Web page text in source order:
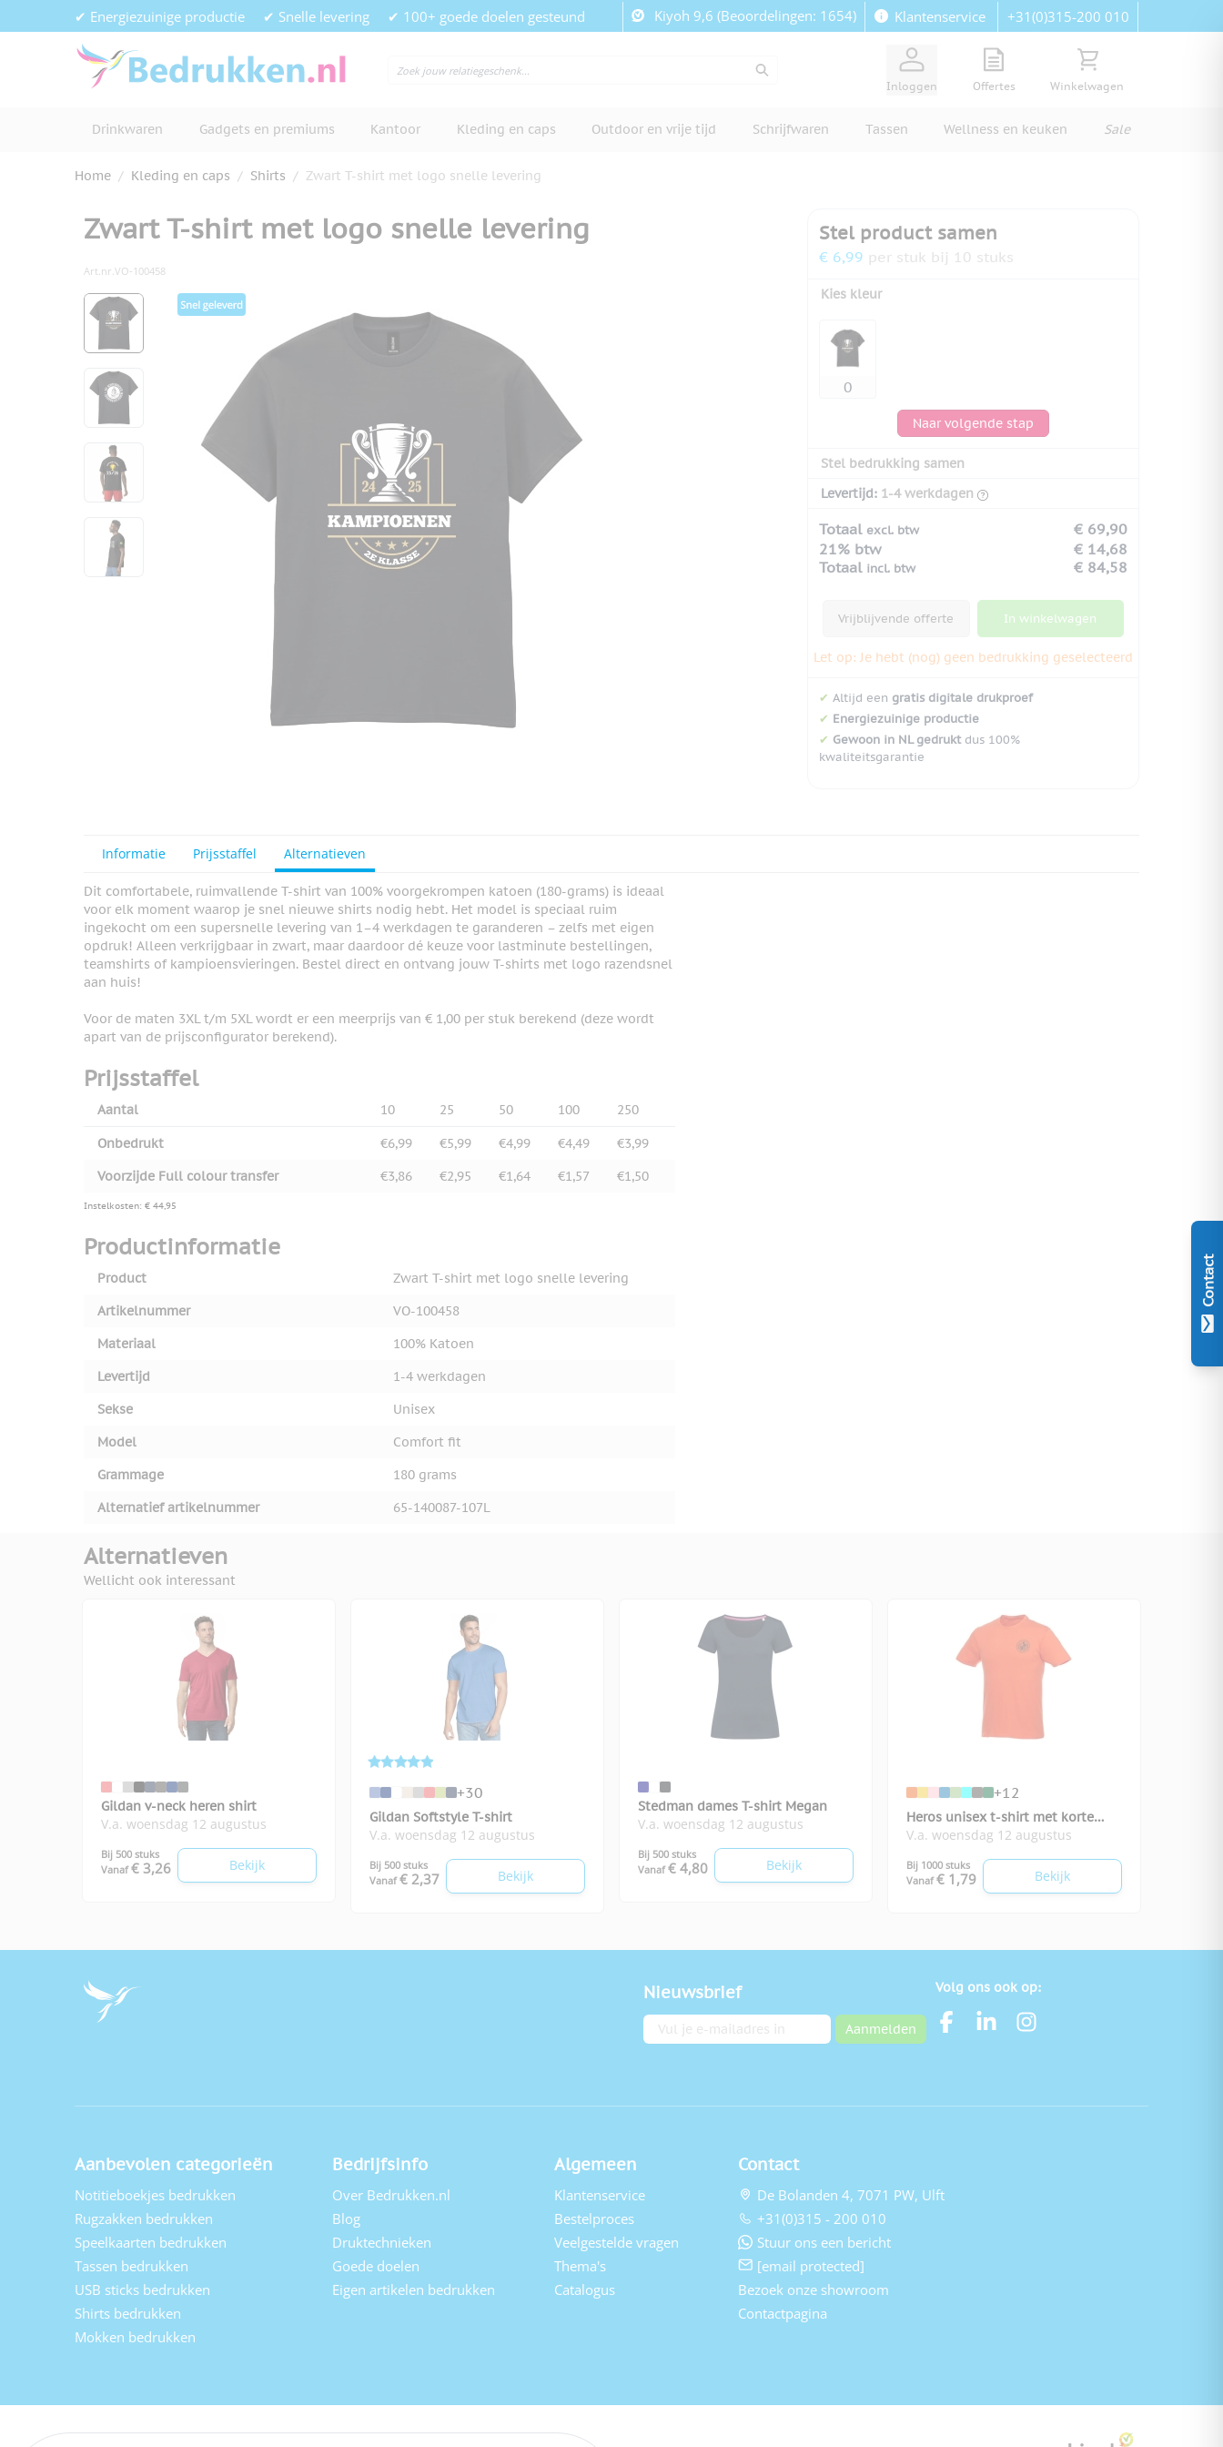
Contact
Ga naar de inhoud✔ Energiezuinige productie ✔ Snelle levering ✔ 100+ goede doelen gesteund Kiyoh 9,6 (Beoordelingen: 1654) Klantenservice +31(0)315-200 010
Inloggen
View quote, Quote is empty
Offertes
Bekijk winkelwagen,
Winkelwagen
Drinkwaren Gadgets en premiums Kantoor Kleding en caps Outdoor en vrije tijd Schrijfwaren Tassen Wellness en keuken Sale
Home / Kleding en caps / Shirts / Zwart T-shirt met logo snelle levering
Zwart T-shirt met logo snelle levering
Art.nr.VO-100458
Hoofdafbeelding
Klik om afbeelding op volledig scherm te bekijken
View larger image
View larger image
View larger image
View larger image
Stel product samen
€ 6,99 per stuk bij 10 stuks
Kies kleur
Naar volgende stap
Stel bedrukking samen
Levertijd: 1-4 werkdagen
Totaal excl. btw
€ 69,90
21% btw
€ 14,68
Totaal incl. btw € 84,58
Vrijblijvende offerte In winkelwagen
Let op: Je hebt (nog) geen bedrukking geselecteerd
✔ Altijd een gratis digitale drukproef
✔ Energiezuinige productie
✔ Gewoon in NL gedruktdus 100%
kwaliteitsgarantie
Informatie Prijsstaffel Alternatieven
Dit comfortabele, ruimvallende T-shirt van 100% voorgekrompen katoen (180-grams) is ideaal
voor elk moment waarop je snel nieuwe shirts nodig hebt. Het model is speciaal ruim
ingekocht om een supersnelle levering van 1–4 werkdagen te garanderen – zelfs met eigen
opdruk! Alleen verkrijgbaar in zwart, maar daardoor dé keuze voor lastminute bestellingen,
teamshirts of kampioensvieringen. Bestel direct en ontvang jouw T-shirts met logo razendsnel
aan huis!
Voor de maten 3XL t/m 5XL wordt er een meerprijs van € 1,00 per stuk berekend (deze wordt
apart van de prijsconfigurator berekend).
Prijsstaffel
Aantal 10 25 50 100 250
Onbedrukt €6,99 €5,99 €4,99 €4,49
€3,99
Voorzijde Full colour transfer
€3,86 €2,95 €1,64 €1,57 €1,50
Instelkosten: € 44,95
Productinformatie
Product
Zwart T-shirt met logo snelle levering
Artikelnummer
VO-100458
Materiaal
100% Katoen
Levertijd
1-4 werkdagen
Sekse
Unisex
Model
Comfort fit
Grammage
180 grams
Alternatief artikelnummer
65-140087-107L
Alternatieven
Wellicht ook interessant
Gildan v-neck heren shirt
V.a. woensdag 12 augustus
Bij 500 stuks
Vanaf € 3,26 Bekijk
+30
Gildan Softstyle T-shirt
V.a. woensdag 12 augustus
Bij 500 stuks
Vanaf € 2,37 Bekijk
Stedman dames T-shirt Megan
V.a. woensdag 12 augustus
Bij 500 stuks
Vanaf € 4,80 Bekijk
+12
Heros unisex t-shirt met korte
mouwen
V.a. woensdag 12 augustus
Bij 1000 stuks
Vanaf € 1,79 Bekijk
Nieuwsbrief
E-mailadres Aanmelden
Volg ons ook op:
Aanbevolen categorieën
Notitieboekjes bedrukken
Rugzakken bedrukken
Speelkaarten bedrukken
Tassen bedrukken
USB sticks bedrukken
Shirts bedrukken
Mokken bedrukken
Bedrijfsinfo
Over Bedrukken.nl
Blog
Druktechnieken
Goede doelen
Eigen artikelen bedrukken
Algemeen
Klantenservice
Bestelproces
Veelgestelde vragen
Thema's
Catalogus
Contact
De Bolanden 4, 7071 PW, Ulft
+31(0)315 - 200 010
Stuur ons een bericht
[email protected]
Bezoek onze showroom
Contactpagina